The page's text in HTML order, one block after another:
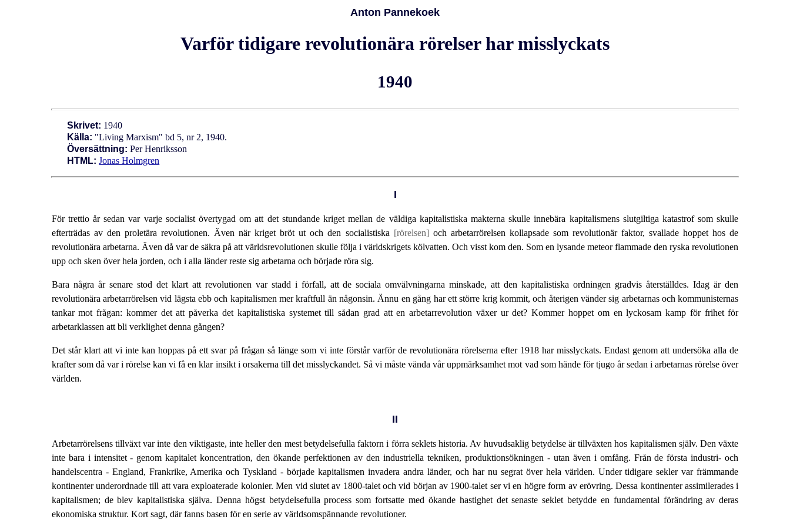
Anton Pannekoek
Varför tidigare revolutionära rörelser har misslyckats
1940
Skrivet: 1940
Källa: "Living Marxism" bd 5, nr 2, 1940.
Översättning: Per Henriksson
HTML: Jonas Holmgren
I
För trettio år sedan var varje socialist övertygad om att det stundande kriget mellan de väldiga kapitalistiska makterna skulle innebära kapitalismens slutgiltiga katastrof som skulle
efterträdas av den proletära revolutionen. Även när kriget bröt ut och den socialistiska [rörelsen] och arbetarrörelsen kollapsade som revolutionär faktor, svallade hoppet hos de
revolutionära arbetarna. Även då var de säkra på att världsrevolutionen skulle följa i världskrigets kölvatten. Och visst kom den. Som en lysande meteor flammade den ryska revolutionen
upp och sken över hela jorden, och i alla länder reste sig arbetarna och började röra sig.
Bara några år senare stod det klart att revolutionen var stadd i förfall, att de sociala omvälvningarna minskade, att den kapitalistiska ordningen gradvis återställdes. Idag är den
revolutionära arbetarrörelsen vid lägsta ebb och kapitalismen mer kraftfull än någonsin. Ännu en gång har ett större krig kommit, och återigen vänder sig arbetarnas och kommunisternas
tankar mot frågan: kommer det att påverka det kapitalistiska systemet till sådan grad att en arbetarrevolution växer ur det? Kommer hoppet om en lyckosam kamp för frihet för
arbetarklassen att bli verklighet denna gången?
Det står klart att vi inte kan hoppas på ett svar på frågan så länge som vi inte förstår varför de revolutionära rörelserna efter 1918 har misslyckats. Endast genom att undersöka alla de
krafter som då var i rörelse kan vi få en klar insikt i orsakerna till det misslyckandet. Så vi måste vända vår uppmärksamhet mot vad som hände för tjugo år sedan i arbetarnas rörelse över
världen.
II
Arbetarrörelsens tillväxt var inte den viktigaste, inte heller den mest betydelsefulla faktorn i förra seklets historia. Av huvudsaklig betydelse är tillväxten hos kapitalismen själv. Den växte
inte bara i intensitet - genom kapitalet koncentration, den ökande perfektionen av den industriella tekniken, produktionsökningen - utan även i omfång. Från de första industri- och
handelscentra - England, Frankrike, Amerika och Tyskland - började kapitalismen invadera andra länder, och har nu segrat över hela världen. Under tidigare sekler var främmande
kontinenter underordnade till att vara exploaterade kolonier. Men vid slutet av 1800-talet och vid början av 1900-talet ser vi en högre form av erövring. Dessa kontinenter assimilerades i
kapitalismen; de blev kapitalistiska själva. Denna högst betydelsefulla process som fortsatte med ökande hastighet det senaste seklet betydde en fundamental förändring av deras
ekonomiska struktur. Kort sagt, där fanns basen för en serie av världsomspännande revolutioner.